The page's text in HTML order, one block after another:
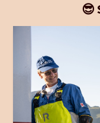
😎